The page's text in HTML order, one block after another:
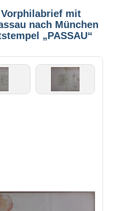
mit
nach München
„PASSAU“